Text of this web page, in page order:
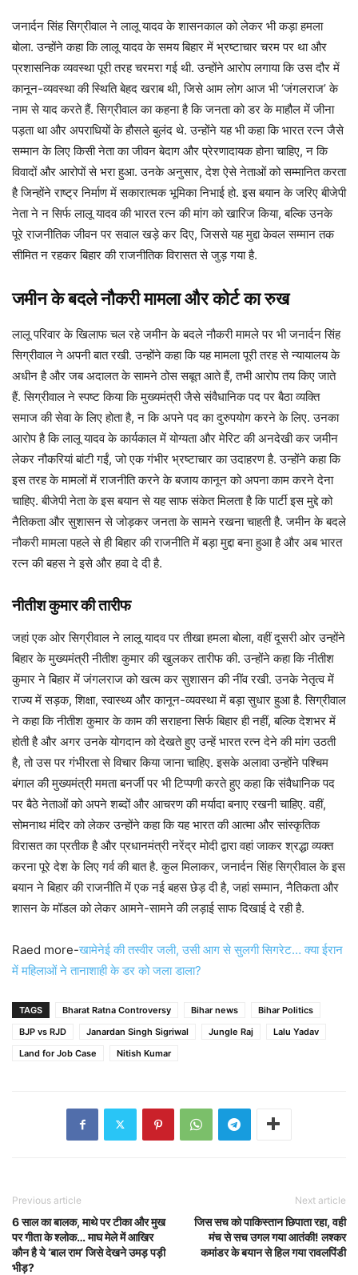
जनार्दन सिंह सिग्रीवाल ने लालू यादव के शासनकाल को लेकर भी कड़ा हमला
बोला. उन्होंने कहा कि लालू यादव के समय बिहार में भ्रष्टाचार चरम पर था और
प्रशासनिक व्यवस्था पूरी तरह चरमरा गई थी. उन्होंने आरोप लगाया कि उस दौर में
कानून-व्यवस्था की स्थिति बेहद खराब थी, जिसे आम लोग आज भी ‘जंगलराज’ के
नाम से याद करते हैं. सिग्रीवाल का कहना है कि जनता को डर के माहौल में जीना
पड़ता था और अपराधियों के हौसले बुलंद थे. उन्होंने यह भी कहा कि भारत रत्न जैसे
सम्मान के लिए किसी नेता का जीवन बेदाग और प्रेरणादायक होना चाहिए, न कि
विवादों और आरोपों से भरा हुआ. उनके अनुसार, देश ऐसे नेताओं को सम्मानित करता
है जिन्होंने राष्ट्र निर्माण में सकारात्मक भूमिका निभाई हो. इस बयान के जरिए बीजेपी
नेता ने न सिर्फ लालू यादव की भारत रत्न की मांग को खारिज किया, बल्कि उनके
पूरे राजनीतिक जीवन पर सवाल खड़े कर दिए, जिससे यह मुद्दा केवल सम्मान तक
सीमित न रहकर बिहार की राजनीतिक विरासत से जुड़ गया है.
जमीन के बदले नौकरी मामला और कोर्ट का रुख
लालू परिवार के खिलाफ चल रहे जमीन के बदले नौकरी मामले पर भी जनार्दन सिंह
सिग्रीवाल ने अपनी बात रखी. उन्होंने कहा कि यह मामला पूरी तरह से न्यायालय के
अधीन है और जब अदालत के सामने ठोस सबूत आते हैं, तभी आरोप तय किए जाते
हैं. सिग्रीवाल ने स्पष्ट किया कि मुख्यमंत्री जैसे संवैधानिक पद पर बैठा व्यक्ति
समाज की सेवा के लिए होता है, न कि अपने पद का दुरुपयोग करने के लिए. उनका
आरोप है कि लालू यादव के कार्यकाल में योग्यता और मेरिट की अनदेखी कर जमीन
लेकर नौकरियां बांटी गईं, जो एक गंभीर भ्रष्टाचार का उदाहरण है. उन्होंने कहा कि
इस तरह के मामलों में राजनीति करने के बजाय कानून को अपना काम करने देना
चाहिए. बीजेपी नेता के इस बयान से यह साफ संकेत मिलता है कि पार्टी इस मुद्दे को
नैतिकता और सुशासन से जोड़कर जनता के सामने रखना चाहती है. जमीन के बदले
नौकरी मामला पहले से ही बिहार की राजनीति में बड़ा मुद्दा बना हुआ है और अब भारत
रत्न की बहस ने इसे और हवा दे दी है.
नीतीश कुमार की तारीफ
जहां एक ओर सिग्रीवाल ने लालू यादव पर तीखा हमला बोला, वहीं दूसरी ओर उन्होंने
बिहार के मुख्यमंत्री नीतीश कुमार की खुलकर तारीफ की. उन्होंने कहा कि नीतीश
कुमार ने बिहार में जंगलराज को खत्म कर सुशासन की नींव रखी. उनके नेतृत्व में
राज्य में सड़क, शिक्षा, स्वास्थ्य और कानून-व्यवस्था में बड़ा सुधार हुआ है. सिग्रीवाल
ने कहा कि नीतीश कुमार के काम की सराहना सिर्फ बिहार ही नहीं, बल्कि देशभर में
होती है और अगर उनके योगदान को देखते हुए उन्हें भारत रत्न देने की मांग उठती
है, तो उस पर गंभीरता से विचार किया जाना चाहिए. इसके अलावा उन्होंने पश्चिम
बंगाल की मुख्यमंत्री ममता बनर्जी पर भी टिप्पणी करते हुए कहा कि संवैधानिक पद
पर बैठे नेताओं को अपने शब्दों और आचरण की मर्यादा बनाए रखनी चाहिए. वहीं,
सोमनाथ मंदिर को लेकर उन्होंने कहा कि यह भारत की आत्मा और सांस्कृतिक
विरासत का प्रतीक है और प्रधानमंत्री नरेंद्र मोदी द्वारा वहां जाकर श्रद्धा व्यक्त
करना पूरे देश के लिए गर्व की बात है. कुल मिलाकर, जनार्दन सिंह सिग्रीवाल के इस
बयान ने बिहार की राजनीति में एक नई बहस छेड़ दी है, जहां सम्मान, नैतिकता और
शासन के मॉडल को लेकर आमने-सामने की लड़ाई साफ दिखाई दे रही है.
Raed more-खामेनेई की तस्वीर जली, उसी आग से सुलगी सिगरेट… क्या ईरान
में महिलाओं ने तानाशाही के डर को जला डाला?
TAGS Bharat Ratna Controversy Bihar news
Bihar Politics
BJP vs RJD
Janardan Singh Sigriwal Jungle Raj
Lalu Yadav
Land for Job Case
Nitish Kumar
Previous article
6 साल का बालक, माथे पर टीका और मुख
पर गीता के श्लोक… माघ मेले में आखिर
कौन है ये ‘बाल राम’ जिसे देखने उमड़ पड़ी
भीड़?
Next article
जिस सच को पाकिस्तान छिपाता रहा, वही
मंच से सच उगल गया आतंकी! लश्कर
कमांडर के बयान से हिल गया रावलपिंडी